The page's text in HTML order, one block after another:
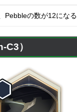
Pebbleの数が12になる
）